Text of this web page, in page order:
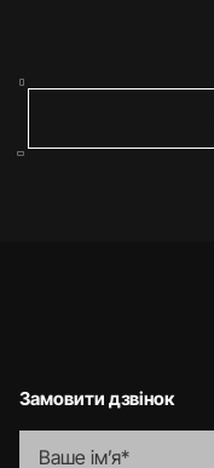
Замовити дзвінок